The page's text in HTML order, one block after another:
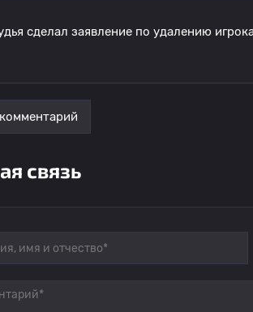
сделал заявление по удалению
связь